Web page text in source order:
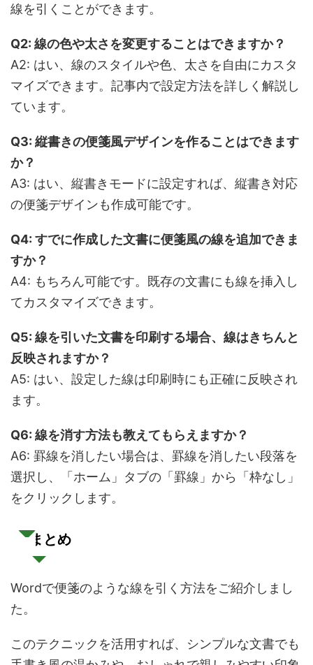
線を引くことができます。
Q2: 線の色や太さを変更することはできますか？
A2: はい、線のスタイルや色、太さを自由にカスタ
マイズできます。記事内で設定方法を詳しく解説し
ています。
Q3: 縦書きの便箋風デザインを作ることはできます
か？
A3: はい、縦書きモードに設定すれば、縦書き対応
の便箋デザインも作成可能です。
Q4: すでに作成した文書に便箋風の線を追加できま
すか？
A4: もちろん可能です。既存の文書にも線を挿入し
てカスタマイズできます。
Q5: 線を引いた文書を印刷する場合、線はきちんと
反映されますか？
A5: はい、設定した線は印刷時にも正確に反映され
ます。
Q6: 線を消す方法も教えてもらえますか？
A6: 罫線を消したい場合は、罫線を消したい段落を
選択し、「ホーム」タブの「罫線」から「枠なし」
をクリックします。
まとめ
Wordで便箋のような線を引く方法をご紹介しまし
た。
このテクニックを活用すれば、シンプルな文書でも